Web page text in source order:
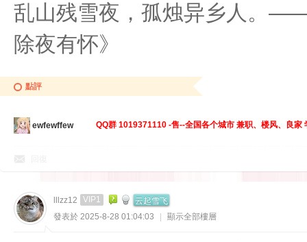
乱山残雪夜，孤烛异乡人。
除夜有怀》
點評
ewfewffew QQ群 1019371110 -售--全国各个城市 兼职、楼风、良家
lllzz12 VIP1 云起雪飞
發表於 2025-8-28 01:04:03 顯示全部樓層